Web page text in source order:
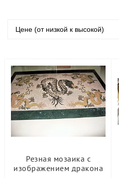
Цене (от низкой к высокой)
Резная мозаика с
изображением дракона